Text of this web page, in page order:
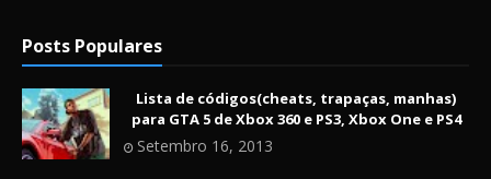
Posts Populares
Lista de códigos(cheats, trapaças, manhas)
para GTA 5 de Xbox 360 e PS3, Xbox One e PS4
Setembro 16, 2013